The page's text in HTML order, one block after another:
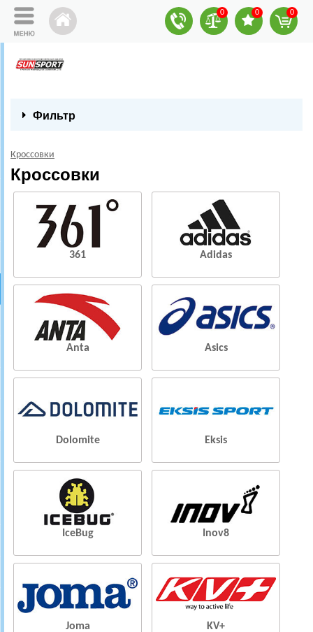
0 0 0
Фильтр
Кроссовки
Кроссовки
361 Adidas
Anta Asics
Dolomite Eksis
IceBug Inov8
Joma KV+